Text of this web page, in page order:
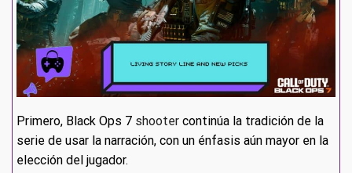
Primero, Black Ops 7 shooter continúa la tradición de la
serie de usar la narración, con un énfasis aún mayor en la
elección del jugador.